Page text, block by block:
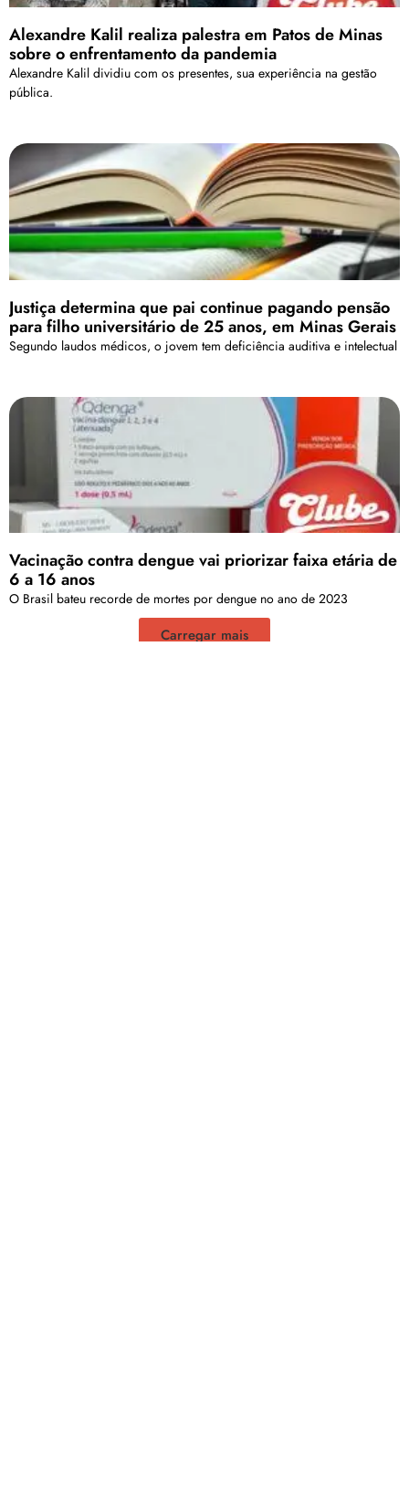
Alexandre Kalil realiza palestra em Patos de Minas
sobre o enfrentamento da pandemia
Alexandre Kalil dividiu com os presentes, sua experiência na gestão
pública.
Justiça determina que pai continue pagando pensão
para filho universitário de 25 anos, em Minas Gerais
Segundo laudos médicos, o jovem tem deficiência auditiva e intelectual
Vacinação contra dengue vai priorizar faixa etária de
6 a 16 anos
O Brasil bateu recorde de mortes por dengue no ano de 2023
Carregar mais